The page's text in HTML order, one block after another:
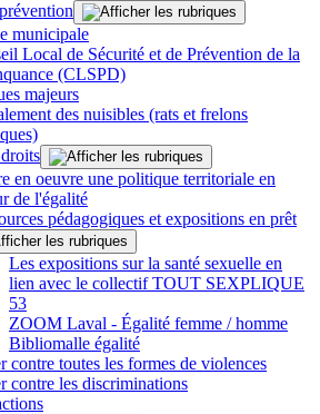
municipale
Local de Sécurité et de Prévention de la
(CLSPD)
majeurs
des nuisibles (rats et frelons
en oeuvre une politique territoriale en
de l'égalité
pédagogiques et expositions en prêt
Les expositions sur la santé sexuelle en
lien avec le collectif TOUT SEXPLIQUE
53
ZOOM Laval - Égalité femme / homme
Bibliomalle égalité
contre toutes les formes de violences
contre les discriminations